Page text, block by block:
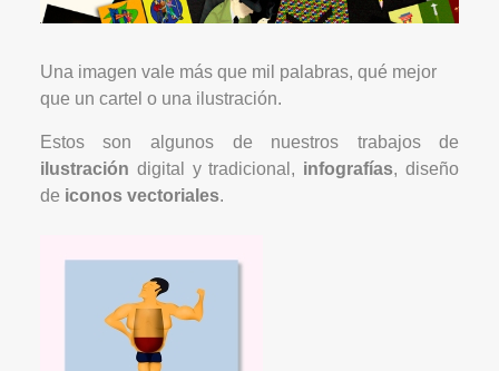
Una imagen vale más que mil palabras, qué mejor
que un cartel o una ilustración.
Estos son algunos de nuestros trabajos de
ilustración digital y tradicional, infografías, diseño
de iconos vectoriales.